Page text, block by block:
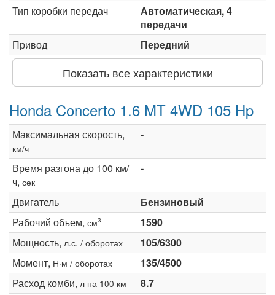
Тип коробки передач
Автоматическая, 4
передачи
Привод
Передний
Показать все характеристики
Honda Concerto 1.6 MT 4WD 105 Hp
Максимальная скорость,
км/ч
-
Время разгона до 100 км/
ч, сек
-
Двигатель
Бензиновый
Рабочий объем, см3
1590
Мощность, л.с. / оборотах
105/6300
Момент, Н·м / оборотах
135/4500
Расход комби, л на 100 км
8.7